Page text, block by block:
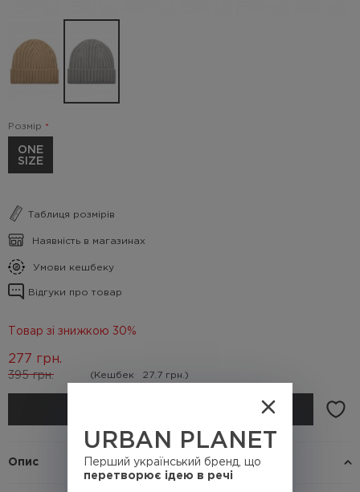
URBAN PLANET
Перший український бренд, що
перетворює ідею в речі
Розмір
ONE
SIZE
Таблиця розмірів
Наявність в магазинах
Умови кешбеку
Відгуки про товар
Товар зі знижкою 30%
395 грн.
277 грн.
(Кешбек 27.7 грн.)
Опис